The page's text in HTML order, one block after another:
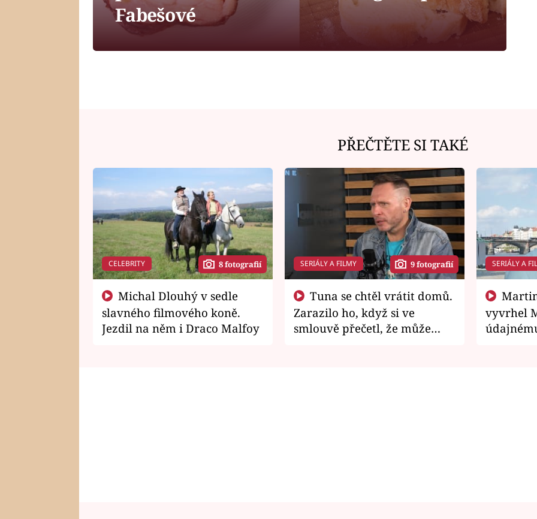
Fabešové
PŘEČTĚTE SI TAKÉ
CELEBRITY 8 fotografií
slavného filmového koně.
Jezdil na něm i Draco Malfoy
SERIÁLY A FILMY 9 fotografií
Zarazilo ho, když si ve
smlouvě přečetl, že může
SERIÁLY A
vyvrhel